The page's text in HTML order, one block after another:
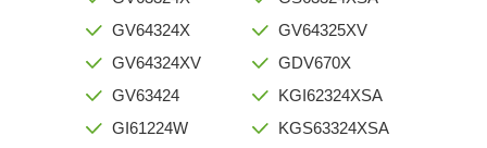
GV64324X
GV64324XV
GV63424
GI61224W
GV64325XV
GDV670X
KGI62324XSA
KGS63324XSA